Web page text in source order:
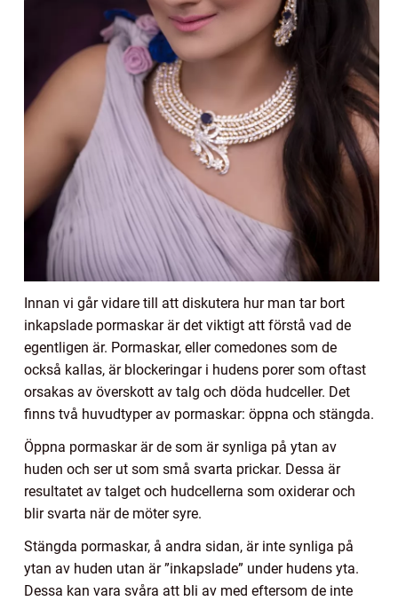
Innan vi går vidare till att diskutera hur man tar bort
inkapslade pormaskar är det viktigt att förstå vad de
egentligen är. Pormaskar, eller comedones som de
också kallas, är blockeringar i hudens porer som oftast
orsakas av överskott av talg och döda hudceller. Det
finns två huvudtyper av pormaskar: öppna och stängda.
Öppna pormaskar är de som är synliga på ytan av
huden och ser ut som små svarta prickar. Dessa är
resultatet av talget och hudcellerna som oxiderar och
blir svarta när de möter syre.
Stängda pormaskar, å andra sidan, är inte synliga på
ytan av huden utan är ”inkapslade” under hudens yta.
Dessa kan vara svåra att bli av med eftersom de inte